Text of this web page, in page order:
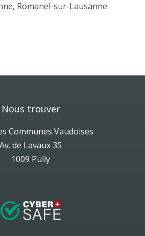
Romanel-sur-Lausanne
Nous trouver
Communes Vaudoises
Av. de Lavaux 35
1009 Pully